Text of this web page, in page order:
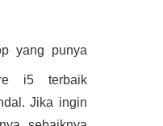
yang punya
i5 terbaik
Jika ingin